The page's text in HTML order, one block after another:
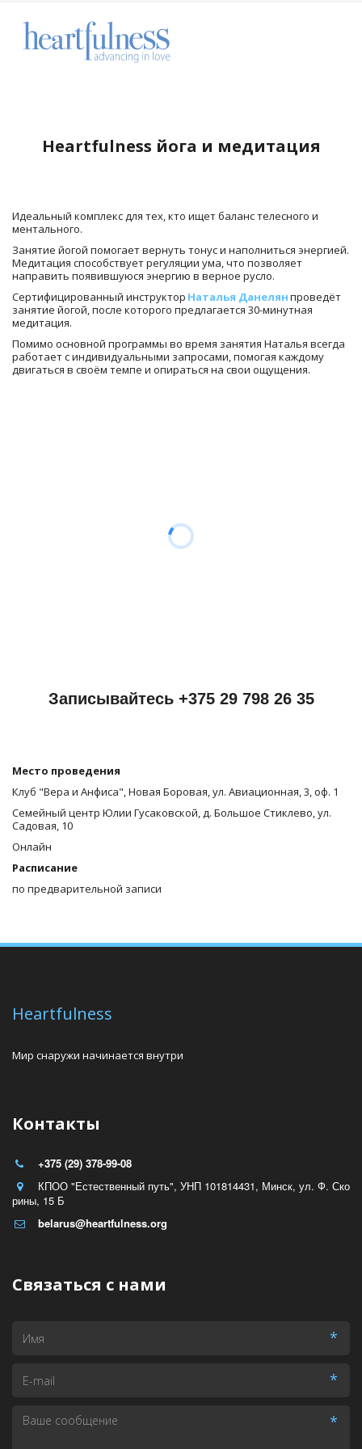
Heartfulness йога и медитация
Идеальный комплекс для тех, кто ищет баланс телесного и
ментального.
Занятие йогой помогает вернуть тонус и наполниться энергией.
Медитация способствует регуляции ума, что позволяет
направить появившуюся энергию в верное русло.
Сертифицированный инструктор Наталья Данелян проведёт
занятие йогой, после которого предлагается 30-минутная
медитация.
Помимо основной программы во время занятия Наталья всегда
работает с индивидуальными запросами, помогая каждому
двигаться в своём темпе и опираться на свои ощущения.
Записывайтесь +375 29 798 26 35
Место проведения
Клуб "Вера и Анфиса", Новая Боровая, ул. Авиационная, 3, оф. 1
Семейный центр Юлии Гусаковской, д. Большое Стиклево, ул.
Садовая, 10
Онлайн
Расписание
по предварительной записи
Heartfulness
Мир снаружи начинается внутри
Контакты
+375 (29) 378-99-08
КПОО "Естественный путь", УНП 101814431, Минск, ул. Ф. Ско
рины, 15 Б
belarus@heartfulness.org
Связаться с нами
*
*
*